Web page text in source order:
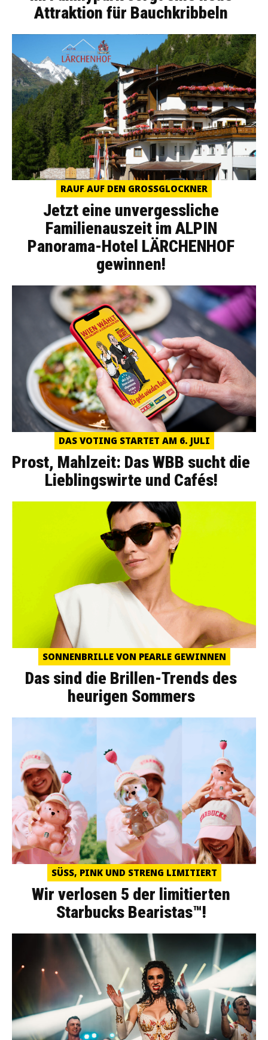
Attraktion für Bauchkribbeln
RAUF AUF DEN GROSSGLOCKNER
Jetzt eine unvergessliche
Familienauszeit im ALPIN
Panorama-Hotel LÄRCHENHOF
gewinnen!
DAS VOTING STARTET AM 6. JULI
Prost, Mahlzeit: Das WBB sucht die
Lieblingswirte und Cafés!
SONNENBRILLE VON PEARLE GEWINNEN
Das sind die Brillen-Trends des
heurigen Sommers
SÜSS, PINK UND STRENG LIMITIERT
Wir verlosen 5 der limitierten
Starbucks Bearistas™!